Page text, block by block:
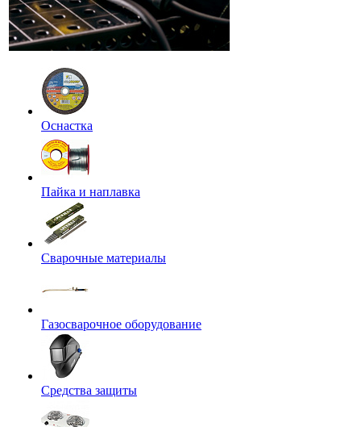
Оснастка
Пайка и наплавка
Сварочные материалы
Газосварочное оборудование
Средства защиты